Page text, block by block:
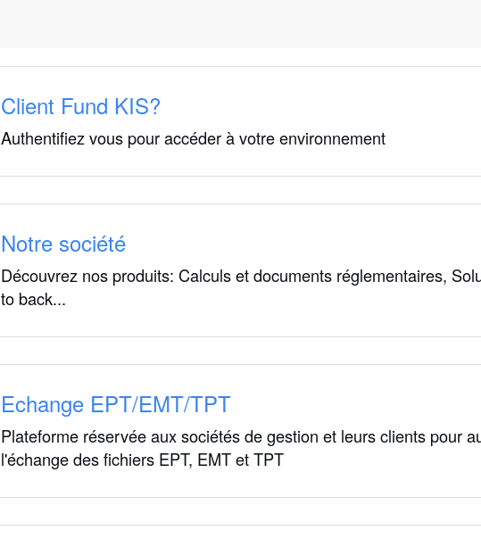
Client Fund KIS?
Authentifiez vous pour accéder à votre environnement
Notre société
Découvrez nos produits: Calculs et documents réglementaires,
to back...
Echange EPT/EMT/TPT
Plateforme réservée aux sociétés de gestion et leurs clients pour
l'échange des fichiers EPT, EMT et TPT